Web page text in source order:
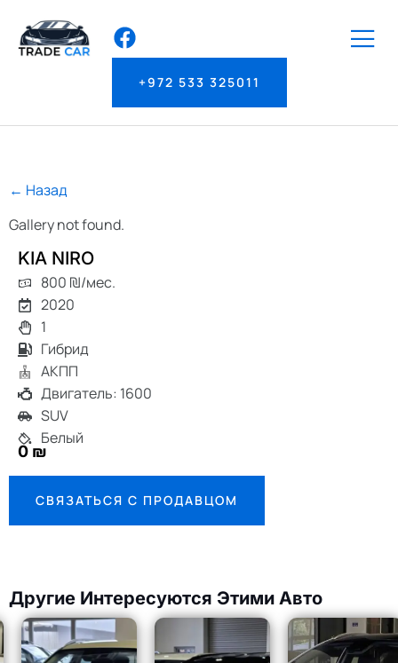
+972 533 325011
← Назад
Gallery not found.
KIA NIRO
800 ₪/мес.
2020
1
Гибрид
АКПП
Двигатель: 1600
SUV
Белый
0 ₪
СВЯЗАТЬСЯ С ПРОДАВЦОМ
Другие Интересуются Этими Авто